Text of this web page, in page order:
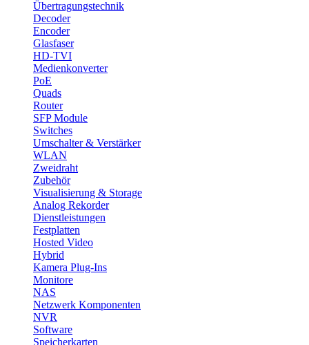
Übertragungstechnik
Decoder
Encoder
Glasfaser
HD-TVI
Medienkonverter
PoE
Quads
Router
SFP Module
Switches
Umschalter & Verstärker
WLAN
Zweidraht
Zubehör
Visualisierung & Storage
Analog Rekorder
Dienstleistungen
Festplatten
Hosted Video
Hybrid
Kamera Plug-Ins
Monitore
NAS
Netzwerk Komponenten
NVR
Software
Speicherkarten